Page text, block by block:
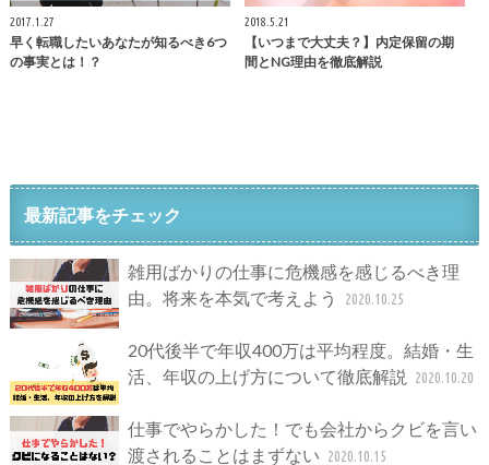
2017.1.27
早く転職したいあなたが知るべき6つ
の事実とは！？
2018.5.21
【いつまで大丈夫？】内定保留の期
間とNG理由を徹底解説
最新記事をチェック
雑用ばかりの仕事に危機感を感じるべき理
由。将来を本気で考えよう
2020.10.25
20代後半で年収400万は平均程度。結婚・生
活、年収の上げ方について徹底解説
2020.10.20
仕事でやらかした！でも会社からクビを言い
渡されることはまずない 2020.10.15